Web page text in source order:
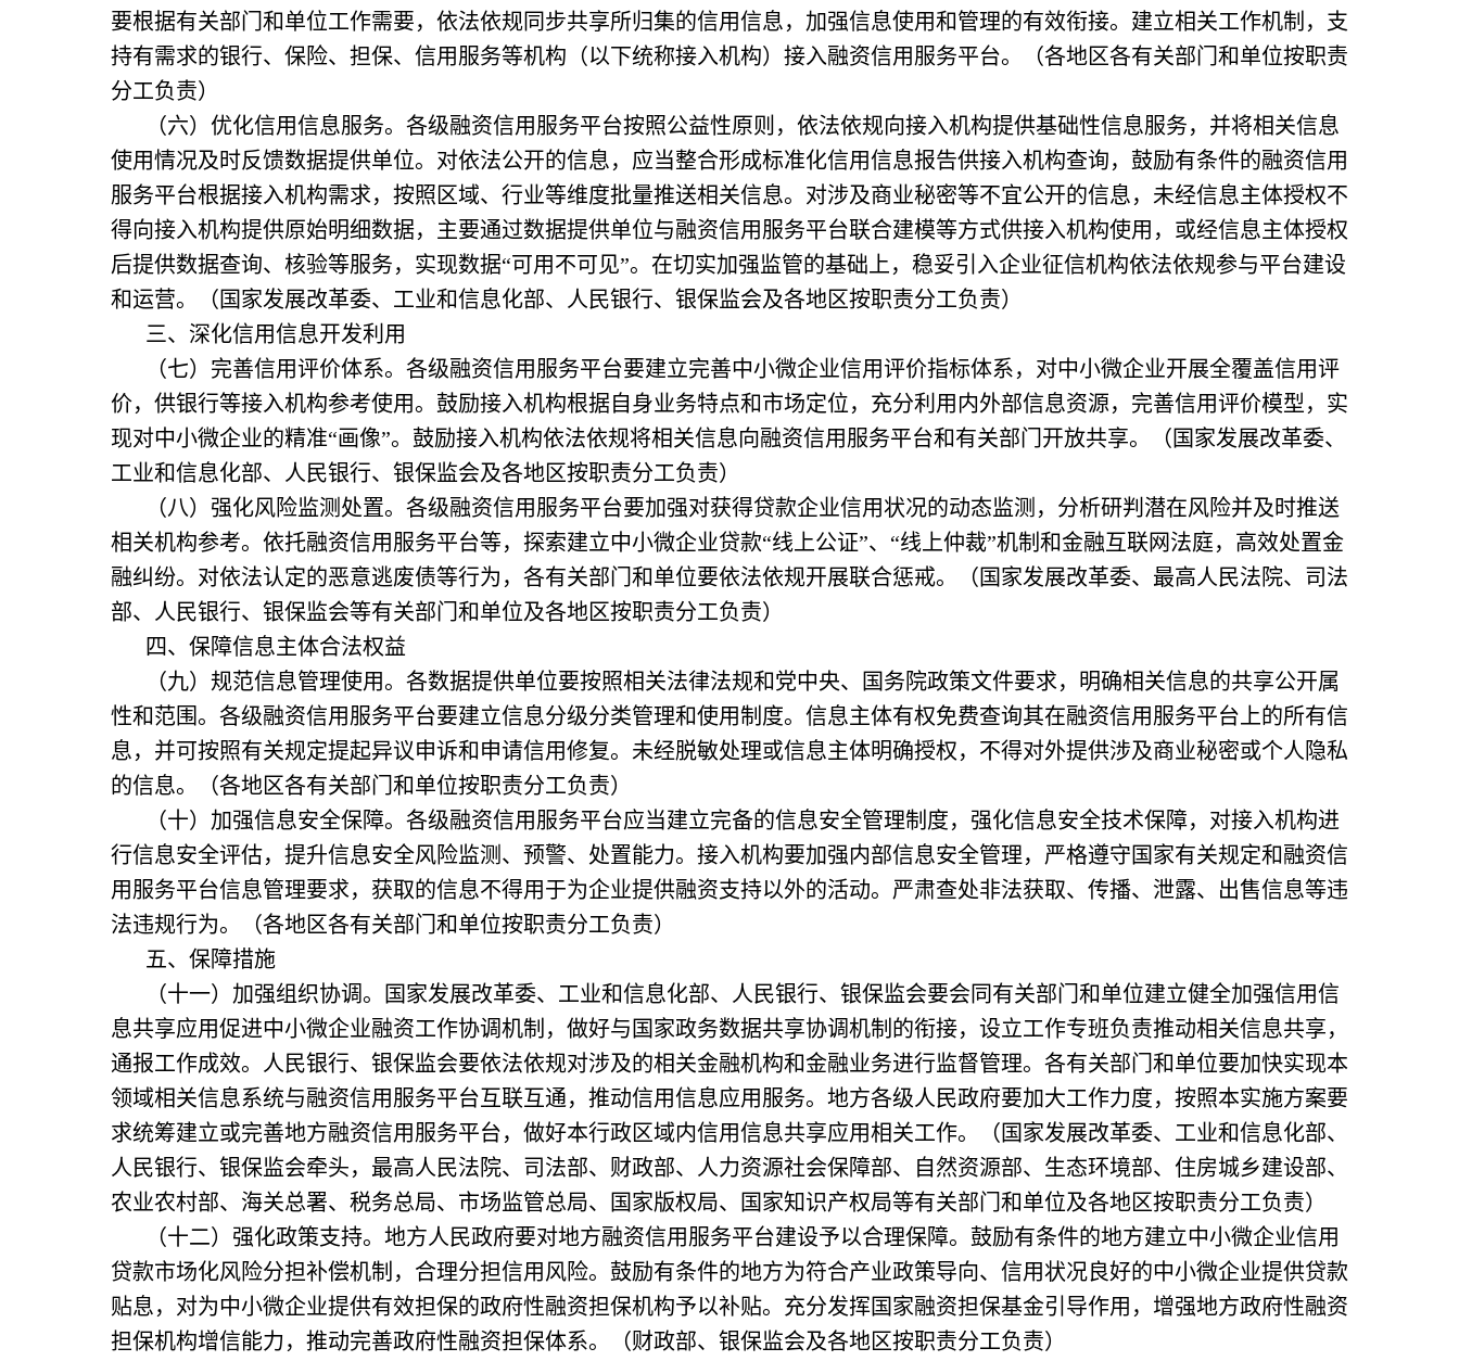
要根据有关部门和单位工作需要，依法依规同步共享所归集的信用信息，加强信息使用和管理的有效衔接。建立相关工作机制，支
持有需求的银行、保险、担保、信用服务等机构（以下统称接入机构）接入融资信用服务平台。（各地区各有关部门和单位按职责
分工负责）
（六）优化信用信息服务。各级融资信用服务平台按照公益性原则，依法依规向接入机构提供基础性信息服务，并将相关信息
使用情况及时反馈数据提供单位。对依法公开的信息，应当整合形成标准化信用信息报告供接入机构查询，鼓励有条件的融资信用
服务平台根据接入机构需求，按照区域、行业等维度批量推送相关信息。对涉及商业秘密等不宜公开的信息，未经信息主体授权不
得向接入机构提供原始明细数据，主要通过数据提供单位与融资信用服务平台联合建模等方式供接入机构使用，或经信息主体授权
后提供数据查询、核验等服务，实现数据“可用不可见”。在切实加强监管的基础上，稳妥引入企业征信机构依法依规参与平台建设
和运营。（国家发展改革委、工业和信息化部、人民银行、银保监会及各地区按职责分工负责）
三、深化信用信息开发利用
（七）完善信用评价体系。各级融资信用服务平台要建立完善中小微企业信用评价指标体系，对中小微企业开展全覆盖信用评
价，供银行等接入机构参考使用。鼓励接入机构根据自身业务特点和市场定位，充分利用内外部信息资源，完善信用评价模型，实
现对中小微企业的精准“画像”。鼓励接入机构依法依规将相关信息向融资信用服务平台和有关部门开放共享。（国家发展改革委、
工业和信息化部、人民银行、银保监会及各地区按职责分工负责）
（八）强化风险监测处置。各级融资信用服务平台要加强对获得贷款企业信用状况的动态监测，分析研判潜在风险并及时推送
相关机构参考。依托融资信用服务平台等，探索建立中小微企业贷款“线上公证”、“线上仲裁”机制和金融互联网法庭，高效处置金
融纠纷。对依法认定的恶意逃废债等行为，各有关部门和单位要依法依规开展联合惩戒。（国家发展改革委、最高人民法院、司法
部、人民银行、银保监会等有关部门和单位及各地区按职责分工负责）
四、保障信息主体合法权益
（九）规范信息管理使用。各数据提供单位要按照相关法律法规和党中央、国务院政策文件要求，明确相关信息的共享公开属
性和范围。各级融资信用服务平台要建立信息分级分类管理和使用制度。信息主体有权免费查询其在融资信用服务平台上的所有信
息，并可按照有关规定提起异议申诉和申请信用修复。未经脱敏处理或信息主体明确授权，不得对外提供涉及商业秘密或个人隐私
的信息。（各地区各有关部门和单位按职责分工负责）
（十）加强信息安全保障。各级融资信用服务平台应当建立完备的信息安全管理制度，强化信息安全技术保障，对接入机构进
行信息安全评估，提升信息安全风险监测、预警、处置能力。接入机构要加强内部信息安全管理，严格遵守国家有关规定和融资信
用服务平台信息管理要求，获取的信息不得用于为企业提供融资支持以外的活动。严肃查处非法获取、传播、泄露、出售信息等违
法违规行为。（各地区各有关部门和单位按职责分工负责）
五、保障措施
（十一）加强组织协调。国家发展改革委、工业和信息化部、人民银行、银保监会要会同有关部门和单位建立健全加强信用信
息共享应用促进中小微企业融资工作协调机制，做好与国家政务数据共享协调机制的衔接，设立工作专班负责推动相关信息共享，
通报工作成效。人民银行、银保监会要依法依规对涉及的相关金融机构和金融业务进行监督管理。各有关部门和单位要加快实现本
领域相关信息系统与融资信用服务平台互联互通，推动信用信息应用服务。地方各级人民政府要加大工作力度，按照本实施方案要
求统筹建立或完善地方融资信用服务平台，做好本行政区域内信用信息共享应用相关工作。（国家发展改革委、工业和信息化部、
人民银行、银保监会牵头，最高人民法院、司法部、财政部、人力资源社会保障部、自然资源部、生态环境部、住房城乡建设部、
农业农村部、海关总署、税务总局、市场监管总局、国家版权局、国家知识产权局等有关部门和单位及各地区按职责分工负责）
（十二）强化政策支持。地方人民政府要对地方融资信用服务平台建设予以合理保障。鼓励有条件的地方建立中小微企业信用
贷款市场化风险分担补偿机制，合理分担信用风险。鼓励有条件的地方为符合产业政策导向、信用状况良好的中小微企业提供贷款
贴息，对为中小微企业提供有效担保的政府性融资担保机构予以补贴。充分发挥国家融资担保基金引导作用，增强地方政府性融资
担保机构增信能力，推动完善政府性融资担保体系。（财政部、银保监会及各地区按职责分工负责）